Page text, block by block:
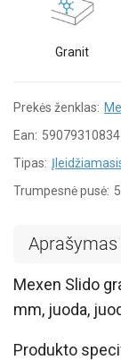
Granit
Prekės ženklas:
Ean:
Tipas:
Trumpesnė pusė:
Aprašymas
Mexen Slido
mm, juoda,
Produkto